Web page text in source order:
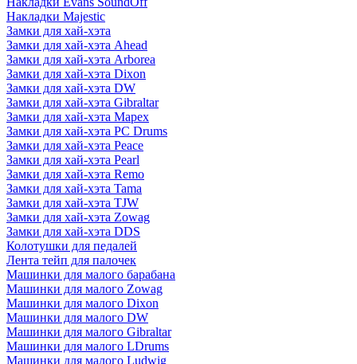
Накладки Majestic
Замки для хай-хэта
Замки для хай-хэта Ahead
Замки для хай-хэта Arborea
Замки для хай-хэта Dixon
Замки для хай-хэта DW
Замки для хай-хэта Gibraltar
Замки для хай-хэта Mapex
Замки для хай-хэта PC Drums
Замки для хай-хэта Peace
Замки для хай-хэта Pearl
Замки для хай-хэта Remo
Замки для хай-хэта Tama
Замки для хай-хэта TJW
Замки для хай-хэта Zowag
Замки для хай-хэта DDS
Колотушки для педалей
Лента тейп для палочек
Машинки для малого барабана
Машинки для малого Zowag
Машинки для малого Dixon
Машинки для малого DW
Машинки для малого Gibraltar
Машинки для малого LDrums
Машинки для малого Ludwig